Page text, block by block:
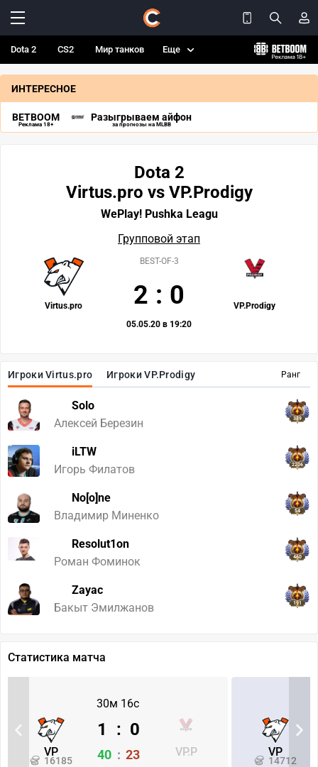
Dota 2 CS2 Мир танков Еще
ИНТЕРЕСНОЕ
BETBOOM
Реклама 18+
Разыгрываем айфон
за прогнозы на MLBB
Ранг
Игроки Virtus.pro Игроки VP.Prodigy
Solo
Алексей Березин
389
iLTW
Игорь Филатов
2206
No[o]ne
Владимир Миненко
54
Resolut1on
Роман Фоминок
460
Zayac
Бакыт Эмилжанов
191
Dota 2
Virtus.pro vs VP.Prodigy
WePlay! Pushka Leagu
Групповой этап
Virtus.pro VP.Prodigy
BEST-OF-3
2 : 0
05.05.20 в 19:20
Статистика матча
30м 16с
VP
16185
VP.P
1 : 0
40 : 23 VP
14712